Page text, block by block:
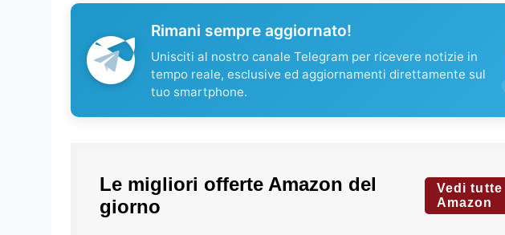
Rimani sempre aggiornato!
Unisciti al nostro canale Telegram per ricevere notizie in
tempo reale, esclusive ed aggiornamenti direttamente sul
tuo smartphone.